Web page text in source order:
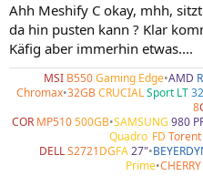
Ahh Meshify C okay, mhh,
da hin pusten kann ? Klar
Käfig aber immerhin etwas....
MSI B550Gaming Edge•AMD
Chromax•32GBCRUCIALSport LT
8
COR MP510 500GB•SAMSUNG 980
Quadro FD
DELL S2721DGFA 27"•
Prime•CHERRY